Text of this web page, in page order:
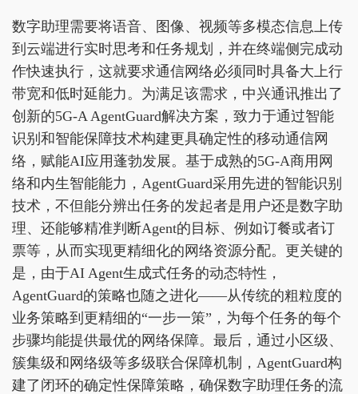
数字助理需要将语音、图像、视频等多模态信息上传
到云端进行实时思考和任务规划，并在终端侧完成动
作快速执行，这就要求通信网络必须同时具备大上行
带宽和低时延能力。为满足该需求，中兴通讯推出了
创新的5G-A AgentGuard解决方案，致力于通过智能
识别和智能保障技术构建更具确定性的移动通信网
络，赋能AI应用蓬勃发展。基于成熟的5G-A商用网
络和内生智能能力，AgentGuard采用先进的智能识别
技术，不但能分辨出任务的发起者是用户还是数字助
理、还能够精准判断Agent的目标、例如订餐或者订
票等，从而实现更精细化的网络资源分配。更关键的
是，由于AI Agent生成式任务的动态特性，
AgentGuard的策略也随之进化——从传统的粗粒度的
业务策略到更精细的“一步一策”，为每个任务的每个
步骤均能提供最优的网络保障。最后，通过小区级、
簇集级和网络级等多级联合保障机制，AgentGuard构
建了闭环的确定性保障策略，确保数字助理任务的流